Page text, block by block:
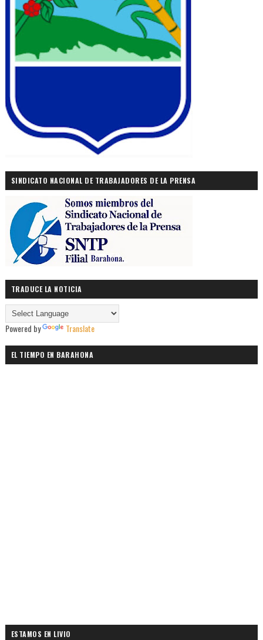
SINDICATO NACIONAL DE TRABAJADORES DE LA PRENSA
TRADUCE LA NOTICIA
Powered by Translate
EL TIEMPO EN BARAHONA
ESTAMOS EN LIVIO